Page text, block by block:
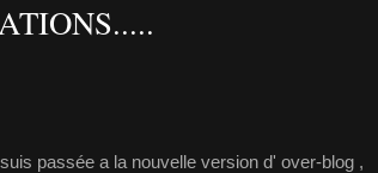
passée a la nouvelle version d' over-blog ,